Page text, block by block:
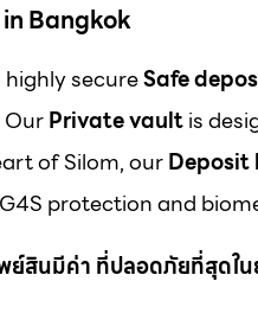
Bangkok
secureSafe
OurPrivate vaultis
of Silom, ourDeposit
protection and
พย์สินมีค่า ที่ปลอดภัยที่สุดใ